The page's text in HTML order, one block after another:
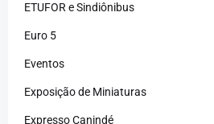
ETUFOR e Sindiônibus
Euro 5
Eventos
Exposição de Miniaturas
Expresso Canindé